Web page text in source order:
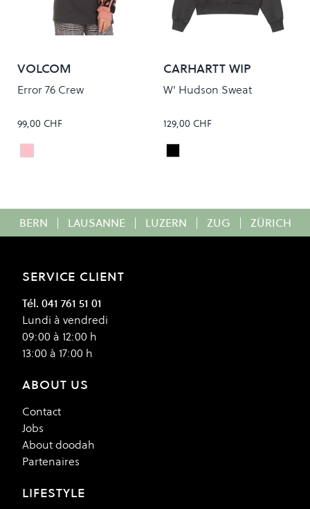
VOLCOM
Error 76 Crew
99,00 CHF
Colour
Sepia
CARHARTT WIP
W' Hudson Sweat
129,00 CHF
Colour
BLACK CHALK WASH
BERN | LAUSANNE | LUZERN | ZUG | ZÜRICH
SERVICE CLIENT
Tél. 041 761 51 01
Lundi à vendredi
09:00 à 12:00 h
13:00 à 17:00 h
ABOUT US
Contact
Jobs
About doodah
Partenaires
LIFESTYLE